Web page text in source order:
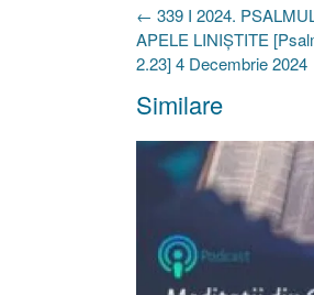
Post
navigation
← 339 I 2024.
APELE LINIȘTITE
2.23] 4 Decembrie 2024
Similare